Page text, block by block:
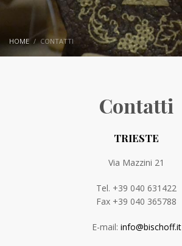
HOME CONTATTI
Contatti
TRIESTE
Via Mazzini 21
Tel. +39 040 631422
Fax +39 040 365788
E-mail: info@bischoff.it